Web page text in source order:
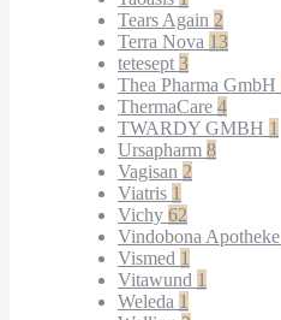
Tears Again 2
Terra Nova 13
tetesept 3
Thea Pharma GmbH
ThermaCare 4
TWARDY GMBH 1
Ursapharm 8
Vagisan 2
Viatris 1
Vichy 62
Vindobona Apotheke
Vismed 1
Vitawund 1
Weleda 1